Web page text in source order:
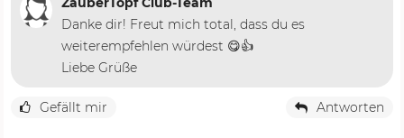
Danke dir! Freut mich total, dass du es
weiterempfehlen würdest 😋👍
Liebe Grüße
Gefällt mir Antworten